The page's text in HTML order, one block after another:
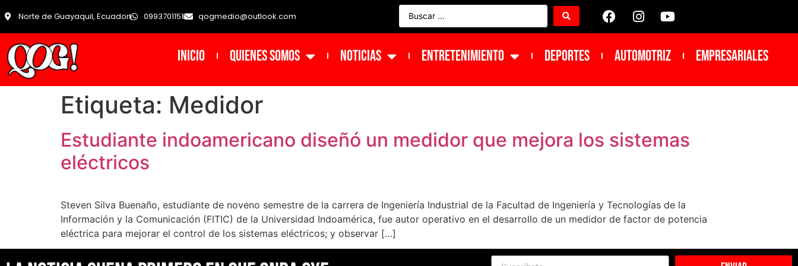
Norte de Guayaquil, Ecuador 0993701151 qogmedio@outlook.com
INICIO Quienes Somos NOTICIAS ENTRETENIMIENTO DEPORTES Automotriz Empresariales
Etiqueta: Medidor
Estudiante indoamericano diseñó un medidor que mejora los sistemas
eléctricos
Steven Silva Buenaño, estudiante de noveno semestre de la carrera de Ingeniería Industrial de la Facultad de Ingeniería y Tecnologías de la
Información y la Comunicación (FITIC) de la Universidad Indoamérica, fue autor operativo en el desarrollo de un medidor de factor de potencia
eléctrica para mejorar el control de los sistemas eléctricos; y observar […]